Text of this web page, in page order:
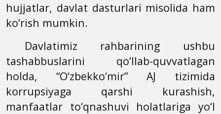
hujjatlar, davlat dasturlari misolida ham
ko‘rish mumkin.
Davlatimiz rahbarining ushbu
tashabbuslarini qo‘llab-quvvatlagan
holda, “O‘zbekko‘mir” AJ tizimida
korrupsiyaga qarshi kurashish,
manfaatlar to‘qnashuvi holatlariga yo‘l